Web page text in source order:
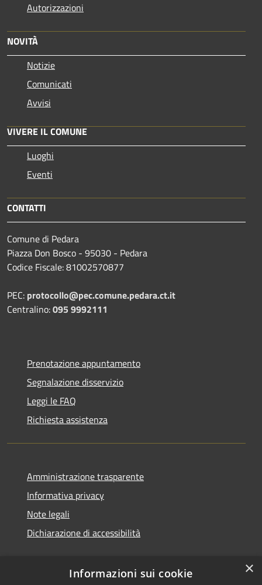
Autorizzazioni
NOVITÀ
Notizie
Comunicati
Avvisi
VIVERE IL COMUNE
Luoghi
Eventi
CONTATTI
Comune di Pedara
Piazza Don Bosco - 95030 - Pedara
Codice Fiscale: 81002570877
PEC: protocollo@pec.comune.pedara.ct.it
Centralino:095 9992111
Prenotazione appuntamento
Segnalazione disservizio
Leggi le FAQ
Richiesta assistenza
Amministrazione trasparente
Informativa privacy
Note legali
Dichiarazione di accessibilità
×
Informazioni sui cookie